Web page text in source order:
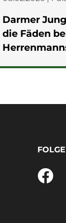
Darmer
die Fäden